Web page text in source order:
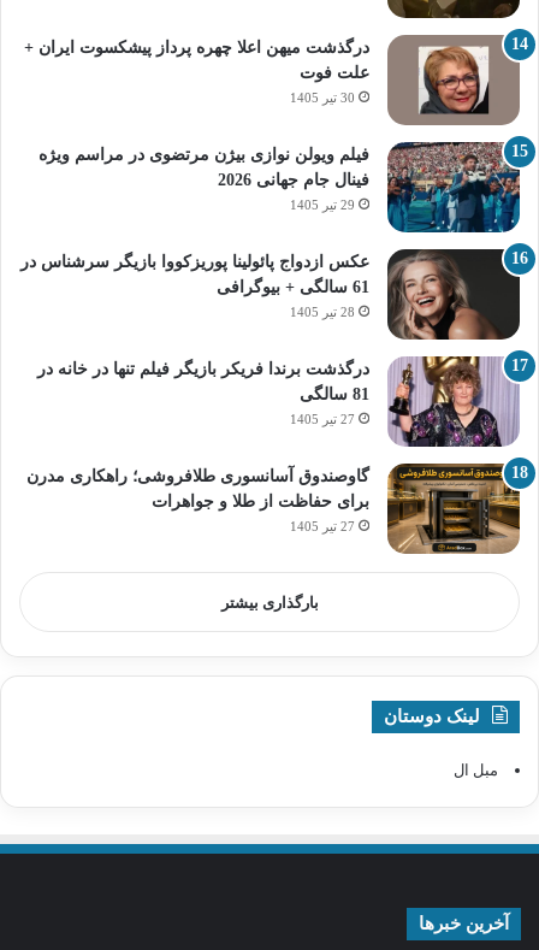
درگذشت میهن اعلا چهره پرداز پیشکسوت ایران +
علت فوت
30 تیر 1405
فیلم ویولن نوازی بیژن مرتضوی در مراسم ویژه
فینال جام جهانی 2026
29 تیر 1405
عکس ازدواج پائولینا پوریزکووا بازیگر سرشناس در
61 سالگی + بیوگرافی
28 تیر 1405
درگذشت برندا فریکر بازیگر فیلم تنها در خانه در
81 سالگی
27 تیر 1405
گاوصندوق آسانسوری طلافروشی؛ راهکاری مدرن
برای حفاظت از طلا و جواهرات
27 تیر 1405
بارگذاری بیشتر
لینک دوستان
مبل ال
آخرین خبرها